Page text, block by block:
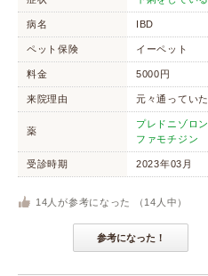
病名 IBD
ペット保険 イーペット
料金 5000円
来院理由 元々通っていた
薬
プレドニゾロン
ファモチジン
受診時期 2023年03月
14 人が参考になった （ 14 人中）
参考になった！